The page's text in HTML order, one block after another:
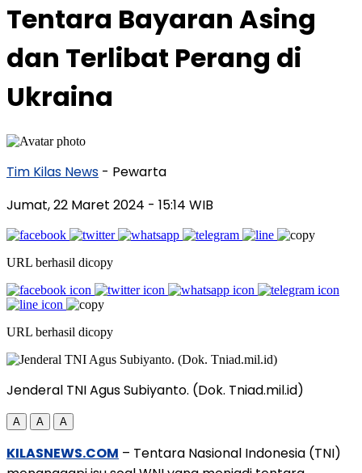
Tentara Bayaran Asing
dan Terlibat Perang di
Ukraina
Tim Kilas News - Pewarta
Jumat, 22 Maret 2024 - 15:14 WIB
URL berhasil dicopy
URL berhasil dicopy
Jenderal TNI Agus Subiyanto. (Dok. Tniad.mil.id)
A A A
KILASNEWS.COM – Tentara Nasional Indonesia (TNI)